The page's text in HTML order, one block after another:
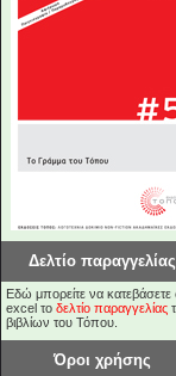
Δελτίο παραγγελίας
Εδώ μπορείτε να κατεβάσετε
excel το δελτίο παραγγελίας
βιβλίων του Τόπου.
Όροι χρήσης